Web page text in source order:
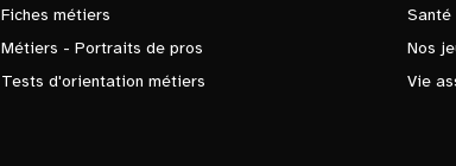
Fiches métiers
Métiers - Portraits de pros
Tests d'orientation métiers
Santé
Nos
Vie